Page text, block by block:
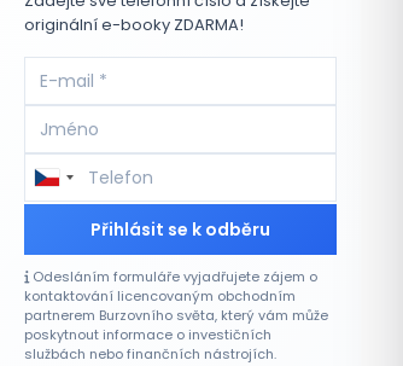
originální e-booky ZDARMA!
Přihlásit se k odběru
Odesláním formuláře vyjadřujete zájem o
kontaktování licencovaným obchodním
partnerem Burzovního světa, který vám může
poskytnout informace o investičních
službách nebo finančních nástrojích.